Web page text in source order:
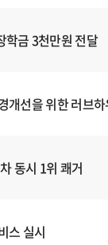
학금 3천만원 전달
개선을 위한 러브
동시 1위 쾌거
스 실시